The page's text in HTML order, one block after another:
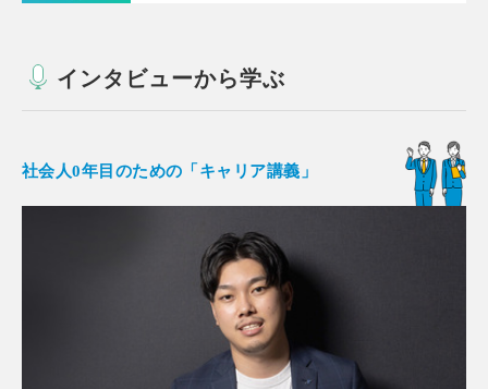
インタビューから学ぶ
社会人0年目のための「キャリア講義」